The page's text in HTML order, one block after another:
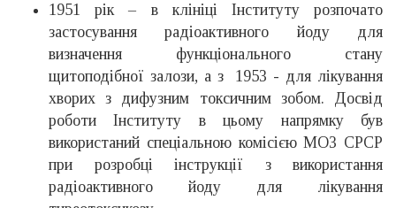
1951 рік – в клініці Інституту розпочато
застосування радіоактивного йоду для
визначення функціонального стану
щитоподібної залози, а з 1953 - для лікування
хворих з дифузним токсичним зобом. Досвід
роботи Інституту в цьому напрямку був
використаний спеціальною комісією МОЗ СРСР
при розробці інструкції з використання
радіоактивного йоду для лікування